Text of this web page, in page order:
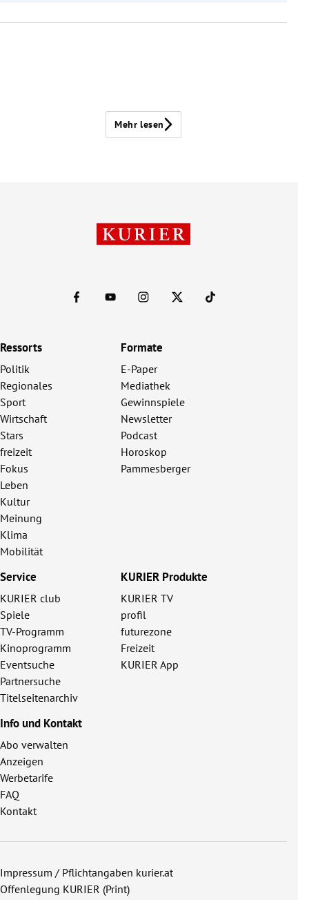
Mehr lesen
Ressorts
Politik
Regionales
Sport
Wirtschaft
Stars
freizeit
Fokus
Leben
Kultur
Meinung
Klima
Mobilität
Formate
E-Paper
Mediathek
Gewinnspiele
Newsletter
Podcast
Horoskop
Pammesberger
Service
KURIER club
Spiele
TV-Programm
Kinoprogramm
Eventsuche
Partnersuche
Titelseitenarchiv
KURIER Produkte
KURIER TV
profil
futurezone
Freizeit
KURIER App
Info und Kontakt
Abo verwalten
Anzeigen
Werbetarife
FAQ
Kontakt
Impressum / Pflichtangaben kurier.at
Offenlegung KURIER (Print)